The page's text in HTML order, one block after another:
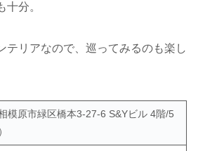
分。
テリアなので、巡ってみるのも楽し
模原市緑区橋本3-27-6 S&Yビル 4階/5
）